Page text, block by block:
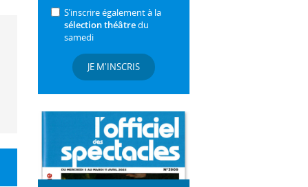
S’inscrire également à la
sélection théâtredu
samedi
JE M'INSCRIS